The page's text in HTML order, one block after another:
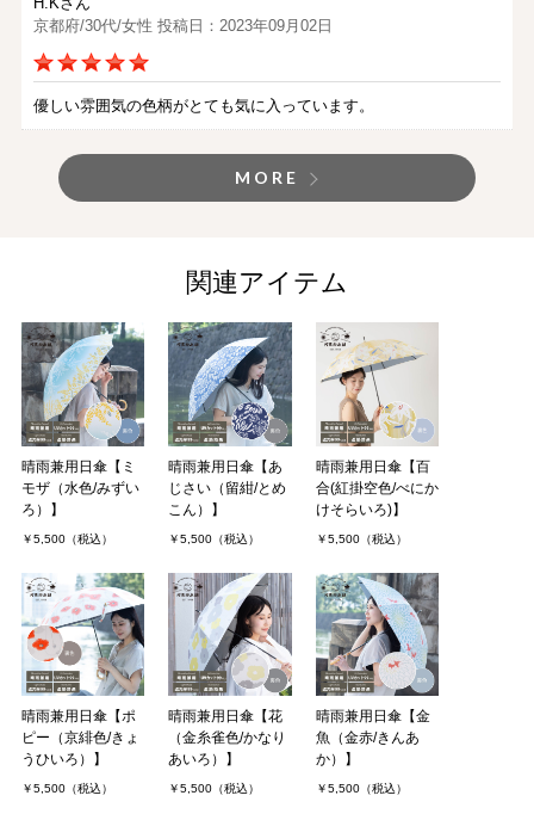
京都府/30代/女性 投稿日：2023年09月02日
優しい雰囲気の色柄がとても気に入っています。
MORE
関連アイテム
晴雨兼用日傘【ミ
モザ（水色/みずい
ろ）】
￥5,500（税込）
晴雨兼用日傘【あ
じさい（留紺/とめ
こん）】
￥5,500（税込）
晴雨兼用日傘【百
合(紅掛空色/べにか
けそらいろ)】
￥5,500（税込）
晴雨兼用日傘【ポ
ピー（京緋色/きょ
うひいろ）】
￥5,500（税込）
晴雨兼用日傘【花
（金糸雀色/かなり
あいろ）】
￥5,500（税込）
晴雨兼用日傘【金
魚（金赤/きんあ
か）】
￥5,500（税込）